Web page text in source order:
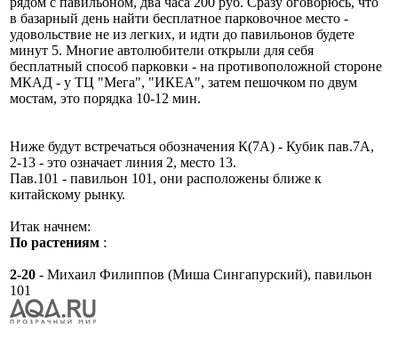
в базарный день найти бесплатное парковочное место -
удовольствие не из легких, и идти до павильонов будете
минут 5. Многие автолюбители открыли для себя
бесплатный способ парковки - на противоположной стороне
МКАД - у ТЦ "Мега", "ИКЕА", затем пешочком по двум
мостам, это порядка 10-12 мин.
Ниже будут встречаться обозначения К(7А) - Кубик пав.7А,
2-13 - это означает линия 2, место 13.
Пав.101 - павильон 101, они расположены ближе к
китайскому рынку.
Итак начнем:
По растениям :
2-20 - Михаил Филиппов (Миша Сингапурский), павильон
101